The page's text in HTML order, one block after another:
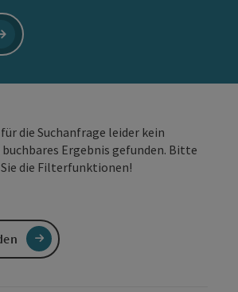
die Suchanfrage leider kein
buchbares Ergebnis gefunden. Bitte
die Filterfunktionen!